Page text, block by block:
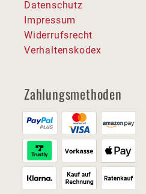
Datenschutz
Impressum
Widerrufsrecht
Verhaltenskodex
Zahlungsmethoden